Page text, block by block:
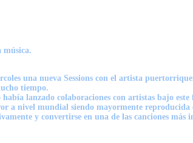
música.
una nueva Sessions con el artista
tiempo.
lanzado colaboraciones con artistas bajo
a nivel mundial siendo mayormente reproducida
y convertirse en una de las canciones